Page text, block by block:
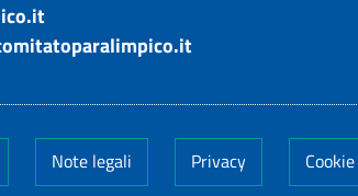
Note legali Privacy